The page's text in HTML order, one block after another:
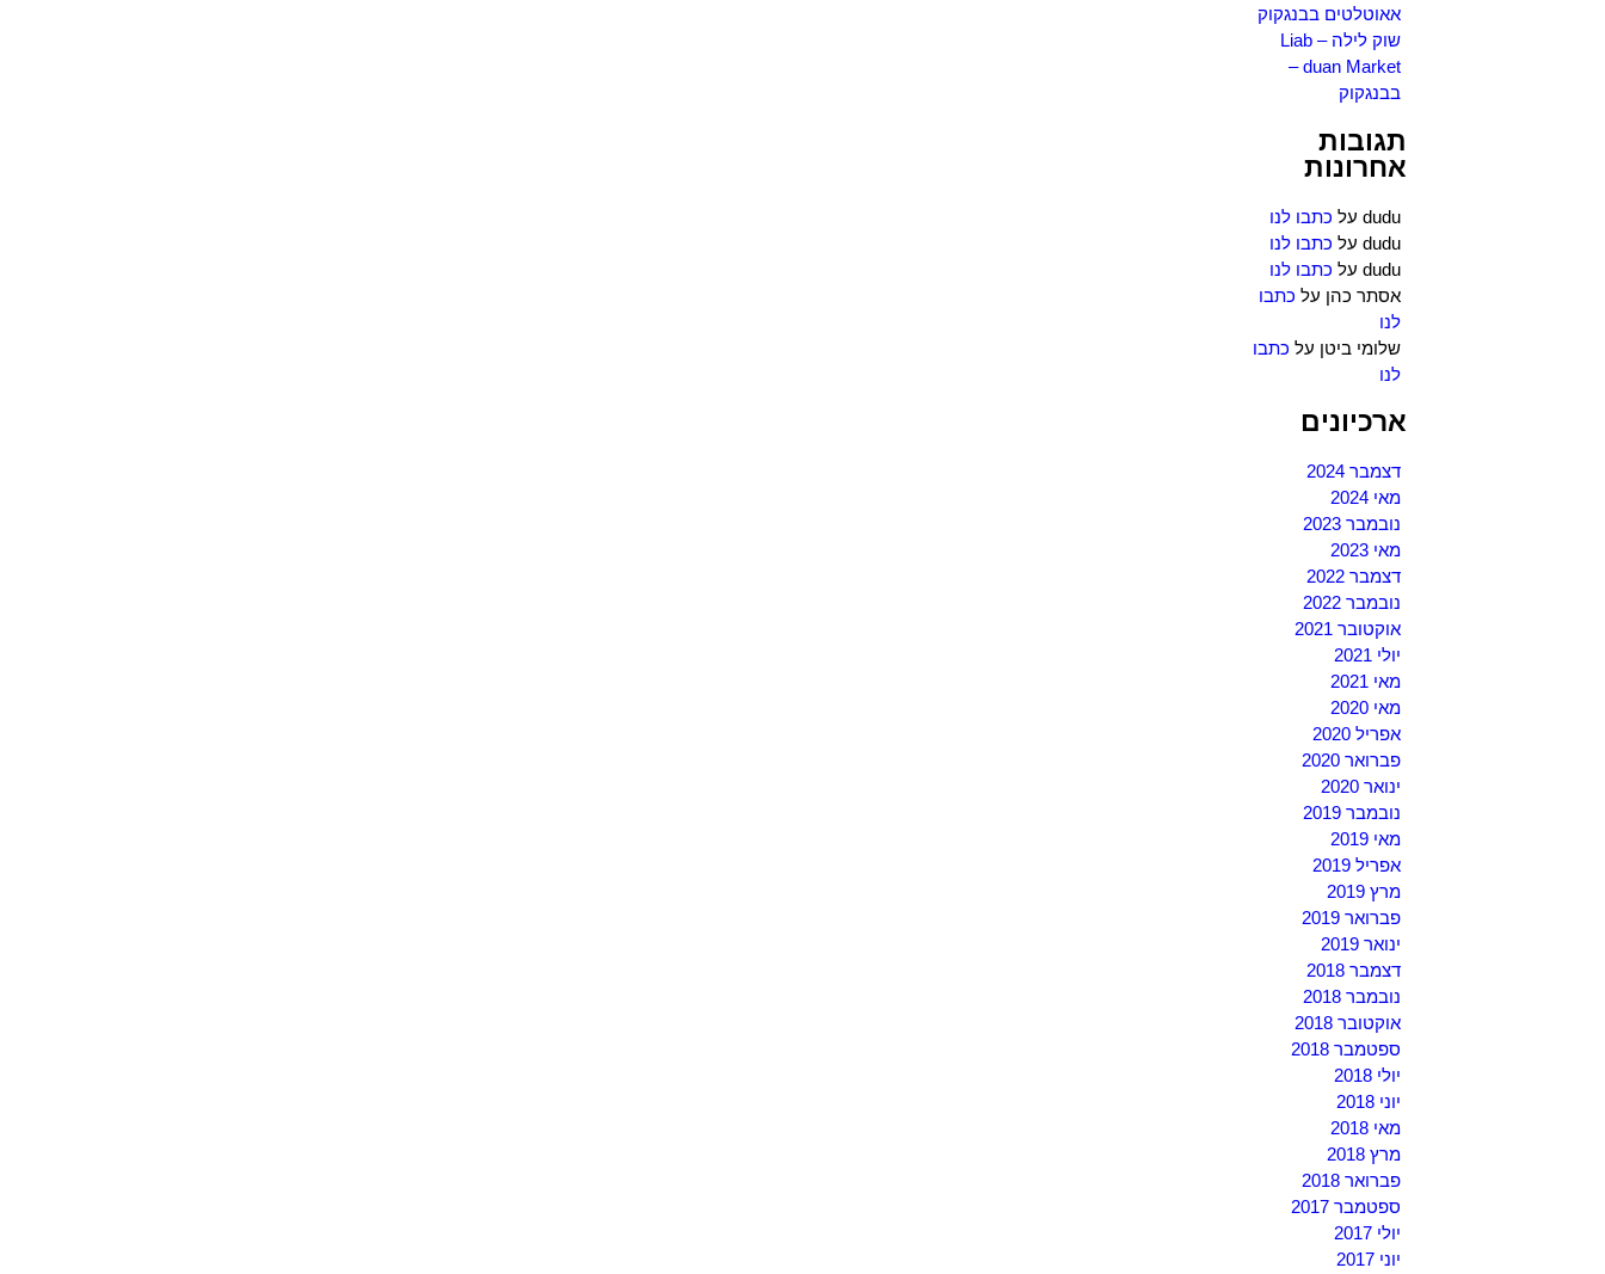
אאוטלטים בבנגקוק
שוק לילה – Liab
duan Market –
בבנגקוק
תגובות
אחרונות
dudu על כתבו לנו
dudu על כתבו לנו
dudu על כתבו לנו
אסתר כהן על כתבו
לנו
שלומי ביטן על כתבו
לנו
ארכיונים
דצמבר 2024
מאי 2024
נובמבר 2023
מאי 2023
דצמבר 2022
נובמבר 2022
אוקטובר 2021
יולי 2021
מאי 2021
מאי 2020
אפריל 2020
פברואר 2020
ינואר 2020
נובמבר 2019
מאי 2019
אפריל 2019
מרץ 2019
פברואר 2019
ינואר 2019
דצמבר 2018
נובמבר 2018
אוקטובר 2018
ספטמבר 2018
יולי 2018
יוני 2018
מאי 2018
מרץ 2018
פברואר 2018
ספטמבר 2017
יולי 2017
יוני 2017